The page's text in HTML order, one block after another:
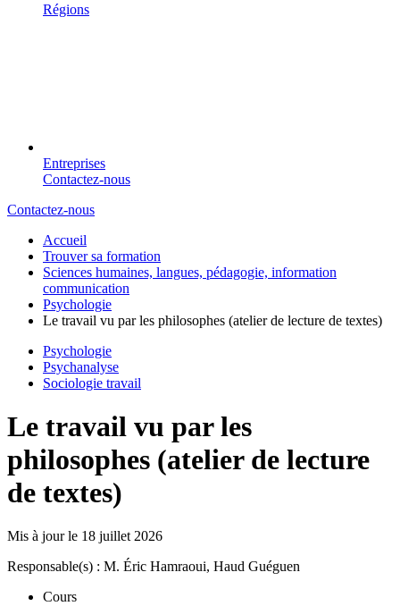
Régions
Entreprises
Contactez-nous
Contactez-nous
Accueil
Trouver sa formation
Sciences humaines, langues, pédagogie, information
communication
Psychologie
Le travail vu par les philosophes (atelier de lecture de textes)
Psychologie
Psychanalyse
Sociologie travail
Le travail vu par les
philosophes (atelier de lecture
de textes)
Mis à jour le 18 juillet 2026
Responsable(s) : M. Éric Hamraoui, Haud Guéguen
Cours